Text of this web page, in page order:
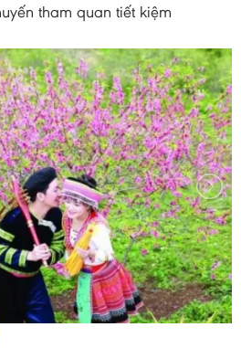
tham quan tiết kiệm